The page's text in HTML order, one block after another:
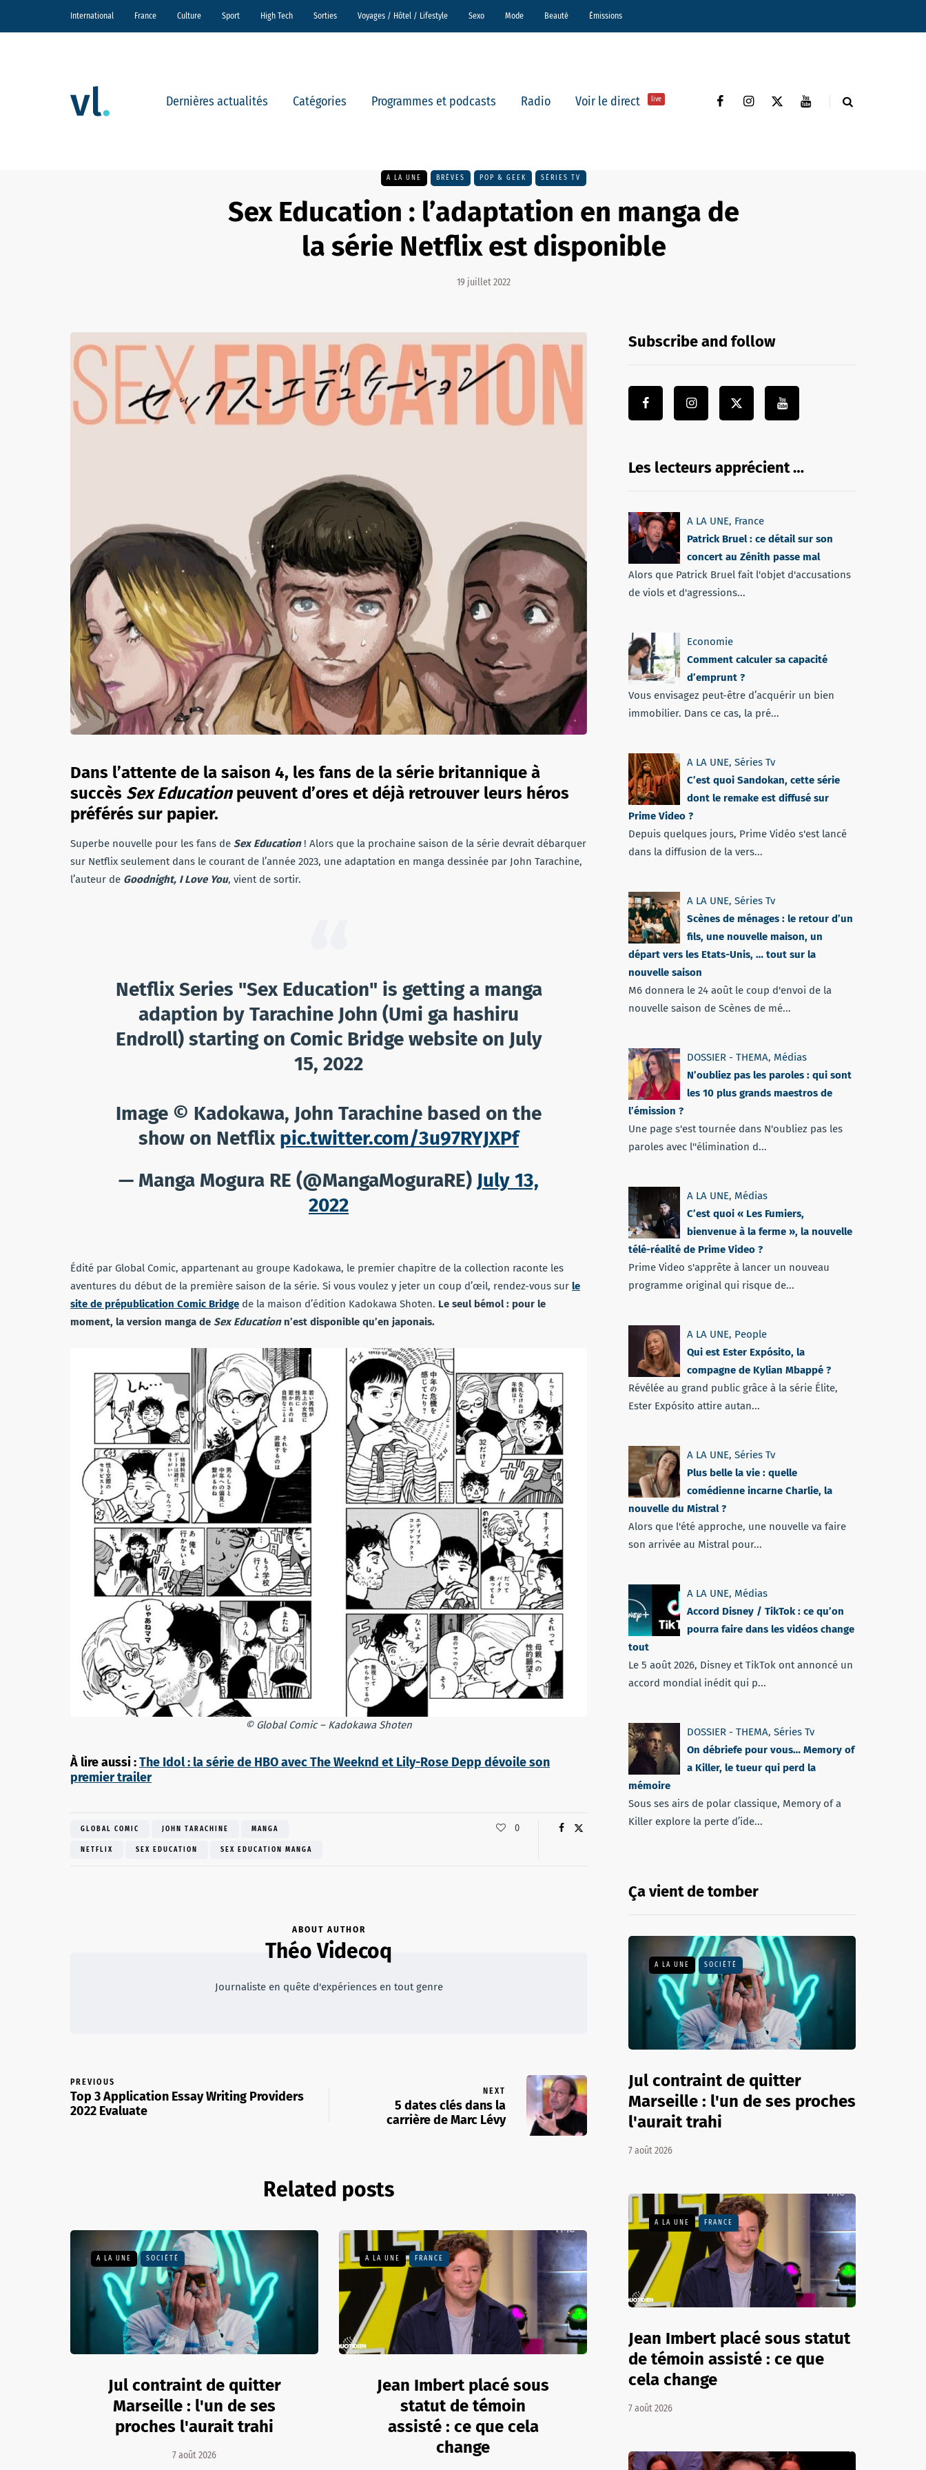
International France Culture Sport High Tech Sorties Voyages / Hôtel / Lifestyle Sexo Mode Beauté Émissions
Dernières actualités Catégories Programmes et podcasts Radio Voir le direct live
A LA UNE BRÈVES POP & GEEK SÉRIES TV
Sex Education : l’adaptation en manga de
la série Netflix est disponible
19 juillet 2022
Dans l’attente de la saison 4, les fans de la série britannique à
succès Sex Educationpeuvent d’ores et déjà retrouver leurs héros
préférés sur papier.
Superbe nouvelle pour les fans de Sex Education! Alors que la prochaine saison de la série devrait débarquer
sur Netflix seulement dans le courant de l’année 2023, une adaptation en manga dessinée par John Tarachine,
l’auteur de Goodnight, I Love You, vient de sortir.
Netflix Series "Sex Education" is getting a manga
adaption by Tarachine John (Umi ga hashiru
Endroll) starting on Comic Bridge website on July
15, 2022
Image © Kadokawa, John Tarachine based on the
show on Netflix pic.twitter.com/3u97RYJXPf
— Manga Mogura RE (@MangaMoguraRE) July 13,
2022
Édité par Global Comic, appartenant au groupe Kadokawa, le premier chapitre de la collection raconte les
aventures du début de la première saison de la série. Si vous voulez y jeter un coup d’œil, rendez-vous sur le
site de prépublication Comic Bridge de la maison d’édition Kadokawa Shoten. Le seul bémol : pour le
moment, la version manga de Sex Educationn’est disponible qu’en japonais.
© Global Comic – Kadokawa Shoten
À lire aussi :The Idol : la série de HBO avec The Weeknd et Lily-Rose Depp dévoile son
premier trailer
GLOBAL COMIC JOHN TARACHINE MANGA
NETFLIX SEX EDUCATION SEX EDUCATION MANGA
0
ABOUT AUTHOR
Théo Videcoq
Journaliste en quête d'expériences en tout genre
PREVIOUS
Top 3 Application Essay Writing Providers
2022 Evaluate
NEXT
5 dates clés dans la
carrière de Marc Lévy
Related posts
A LA UNE SOCIÉTÉ
Jul contraint de quitter
Marseille : l'un de ses
proches l'aurait trahi
7 août 2026
A LA UNE FRANCE
Jean Imbert placé sous
statut de témoin
assisté : ce que cela
change
Subscribe and follow
Les lecteurs apprécient …
A LA UNE, France
Patrick Bruel : ce détail sur son
concert au Zénith passe mal
Alors que Patrick Bruel fait l'objet d'accusations
de viols et d'agressions...
Economie
Comment calculer sa capacité
d’emprunt ?
Vous envisagez peut-être d’acquérir un bien
immobilier. Dans ce cas, la pré...
A LA UNE, Séries Tv
C’est quoi Sandokan, cette série
dont le remake est diffusé sur
Prime Video ?
Depuis quelques jours, Prime Vidéo s'est lancé
dans la diffusion de la vers...
A LA UNE, Séries Tv
Scènes de ménages : le retour d’un
fils, une nouvelle maison, un
départ vers les Etats-Unis, … tout sur la
nouvelle saison
M6 donnera le 24 août le coup d'envoi de la
nouvelle saison de Scènes de mé...
DOSSIER - THEMA, Médias
N’oubliez pas les paroles : qui sont
les 10 plus grands maestros de
l’émission ?
Une page s'est tournée dans N'oubliez pas les
paroles avec l''élimination d...
A LA UNE, Médias
C’est quoi « Les Fumiers,
bienvenue à la ferme », la nouvelle
télé-réalité de Prime Video ?
Prime Video s'apprête à lancer un nouveau
programme original qui risque de...
A LA UNE, People
Qui est Ester Expósito, la
compagne de Kylian Mbappé ?
Révélée au grand public grâce à la série Élite,
Ester Expósito attire autan...
A LA UNE, Séries Tv
Plus belle la vie : quelle
comédienne incarne Charlie, la
nouvelle du Mistral ?
Alors que l'été approche, une nouvelle va faire
son arrivée au Mistral pour...
A LA UNE, Médias
Accord Disney / TikTok : ce qu’on
pourra faire dans les vidéos change
tout
Le 5 août 2026, Disney et TikTok ont annoncé un
accord mondial inédit qui p...
DOSSIER - THEMA, Séries Tv
On débriefe pour vous… Memory of
a Killer, le tueur qui perd la
mémoire
Sous ses airs de polar classique, Memory of a
Killer explore la perte d’ide...
Ça vient de tomber
A LA UNE SOCIÉTÉ
Jul contraint de quitter
Marseille : l'un de ses proches
l'aurait trahi
7 août 2026
A LA UNE FRANCE
Jean Imbert placé sous statut
de témoin assisté : ce que
cela change
7 août 2026